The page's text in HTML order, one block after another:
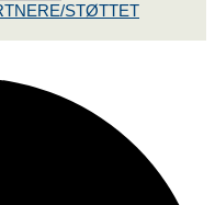
STØTTET